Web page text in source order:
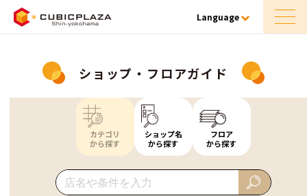
Language
ショップ・フロアガイド
カテゴリ
から探す
ショップ名
から探す
フロア
から探す